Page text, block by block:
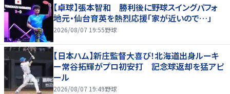
【卓球】張本智和 勝利後に野球スイングパフォ
地元・仙台育英を熱烈応援「家が近いので…」
2026/08/07 19:55野球
【日本ハム】新庄監督大喜び！北海道出身ルーキ
ー常谷拓輝がプロ初安打 記念球返却を猛アピ
ール
2026/08/07 19:49野球